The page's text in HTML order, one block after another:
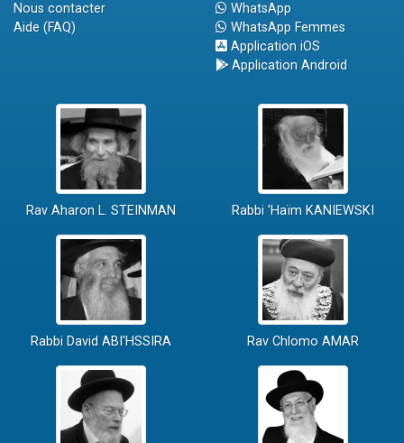
Nous contacter
Aide (FAQ)
WhatsApp
WhatsApp Femmes
Application iOS
Application Android
Rav Aharon L. STEINMAN Rabbi 'Haïm KANIEWSKI
Rabbi David ABI'HSSIRA Rav Chlomo AMAR